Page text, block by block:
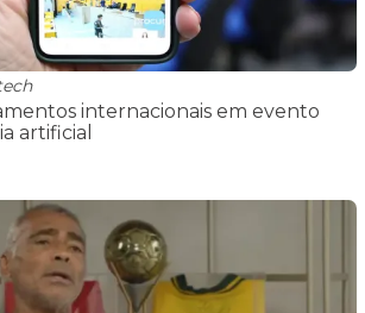
internacionais em evento
artificial